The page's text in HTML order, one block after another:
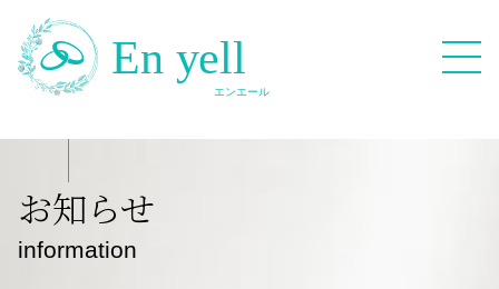
082-909-2380
無料相談応募フォーム
お知らせ
information